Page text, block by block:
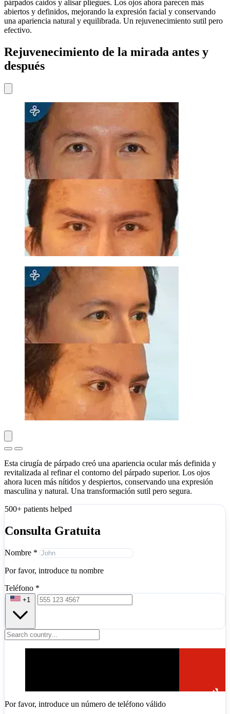
párpados caídos y alisar pliegues. Los ojos ahora parecen más
abiertos y definidos, mejorando la expresión facial y conservando
una apariencia natural y equilibrada. Un rejuvenecimiento sutil pero
efectivo.
Rejuvenecimiento de la mirada antes y
después
Esta cirugía de párpado creó una apariencia ocular más definida y
revitalizada al refinar el contorno del párpado superior. Los ojos
ahora lucen más nítidos y despiertos, conservando una expresión
masculina y natural. Una transformación sutil pero segura.
500+ patients helped
Consulta Gratuita
Nombre *
Por favor, introduce tu nombre
Teléfono *
+1
Por favor, introduce un número de teléfono válido